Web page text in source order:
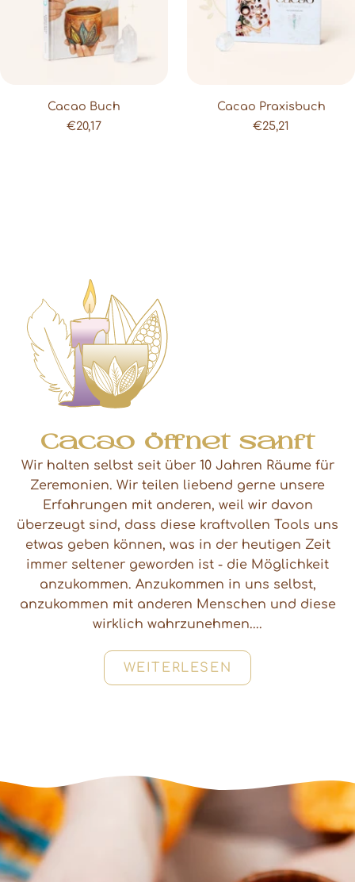
Cacao Buch
Angebot
€20,17
Cacao Praxisbuch
Angebot
€25,21
Cacao öffnet sanft
Wir halten selbst seit über 10 Jahren Räume für
Zeremonien. Wir teilen liebend gerne unsere
Erfahrungen mit anderen, weil wir davon
überzeugt sind, dass diese kraftvollen Tools uns
etwas geben können, was in der heutigen Zeit
immer seltener geworden ist - die Möglichkeit
anzukommen. Anzukommen in uns selbst,
anzukommen mit anderen Menschen und diese
wirklich wahrzunehmen....
WEITERLESEN